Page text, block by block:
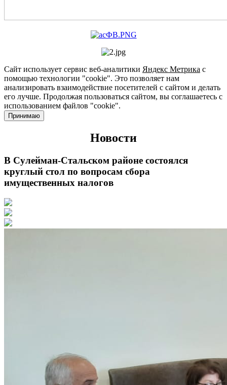
Сайт использует сервис веб-аналитики Яндекс Метрика с
помощью технологии "cookie". Это позволяет нам
анализировать взаимодействие посетителей с сайтом и делать
его лучше. Продолжая пользоваться сайтом, вы соглашаетесь с
использованием файлов "cookie".
Принимаю
Новости
В Cулейман-Cтальском районе состоялся
круглый стол по вопросам сбора
имущественных налогов